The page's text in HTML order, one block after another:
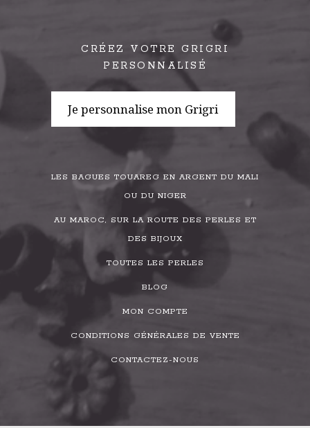
CRÉEZ VOTRE GRIGRI
PERSONNALISÉ
Je personnalise mon Grigri
LES BAGUES TOUAREG EN ARGENT DU MALI
OU DU NIGER
AU MAROC, SUR LA ROUTE DES PERLES ET
DES BIJOUX
TOUTES LES PERLES
BLOG
MON COMPTE
CONDITIONS GÉNÉRALES DE VENTE
CONTACTEZ-NOUS